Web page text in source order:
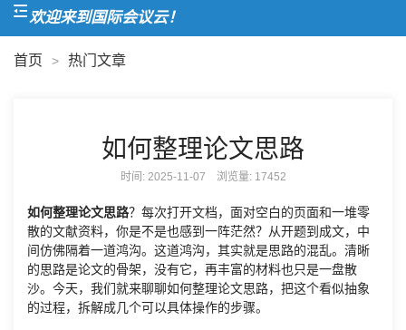
欢迎来到国际会议云！
首页 > 热门文章
如何整理论文思路
时间: 2025-11-07 浏览量: 17452
如何整理论文思路？每次打开文档，面对空白的页面和一堆零
散的文献资料，你是不是也感到一阵茫然？从开题到成文，中
间仿佛隔着一道鸿沟。这道鸿沟，其实就是思路的混乱。清晰
的思路是论文的骨架，没有它，再丰富的材料也只是一盘散
沙。今天，我们就来聊聊如何整理论文思路，把这个看似抽象
的过程，拆解成几个可以具体操作的步骤。